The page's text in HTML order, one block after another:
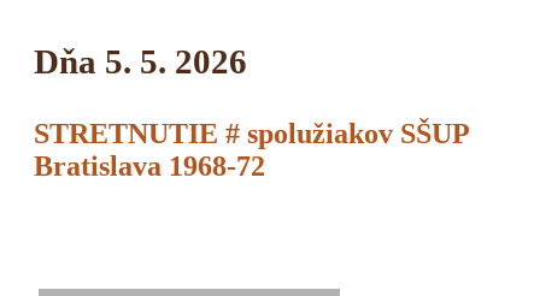
Dňa 5. 5. 2026
STRETNUTIE # spolužiakov SŠUP
Bratislava 1968-72